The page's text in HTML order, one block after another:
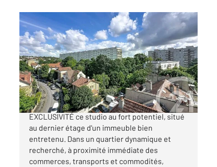
THIAIS 94
17,20 m2, 1 pièce
Ref : 27394
Appartement F1 à vendre
89 000 €
CENTURY 21 AARS IMMO vous présente en
EXCLUSIVITÉ ce studio au fort potentiel, situé
au dernier étage d'un immeuble bien
entretenu. Dans un quartier dynamique et
recherché, à proximité immédiate des
commerces, transports et commodités,